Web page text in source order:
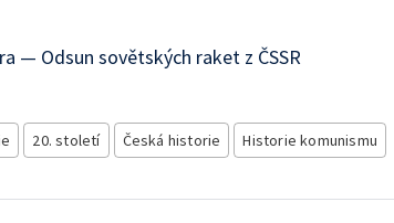
— Odsun sovětských raket z ČSSR
20. století Česká historie Historie komunismu